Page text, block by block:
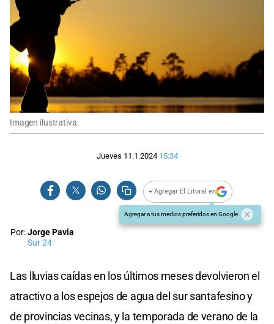
Imagen ilustrativa.
Jueves 11.1.2024 15:34
+ Agregar El Litoral en
Agregar a tus medios preferidos en Google
Por:Jorge Pavia
Sur 24
Las lluvias caídas en los últimos meses devolvieron el
atractivo a los espejos de agua del sur santafesino y
de provincias vecinas, y la temporada de verano de la